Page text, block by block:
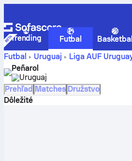
Trending Futbal Basketbal
Futbal
Uruguaj Liga AUF
rozpis zápasov, poradie a štatistiky
Peñarol
Uruguaj
Prehľad Matches Družstvo
Dôležité